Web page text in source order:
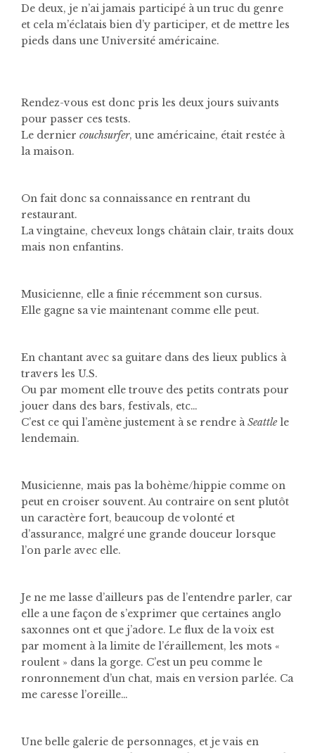
De deux, je n’ai jamais participé à un truc du genre
et cela m’éclatais bien d’y participer, et de mettre les
pieds dans une Université américaine.
Rendez-vous est donc pris les deux jours suivants
pour passer ces tests.
Le dernier couchsurfer, une américaine, était restée à
la maison.
On fait donc sa connaissance en rentrant du
restaurant.
La vingtaine, cheveux longs châtain clair, traits doux
mais non enfantins.
Musicienne, elle a finie récemment son cursus.
Elle gagne sa vie maintenant comme elle peut.
En chantant avec sa guitare dans des lieux publics à
travers les U.S.
Ou par moment elle trouve des petits contrats pour
jouer dans des bars, festivals, etc…
C’est ce qui l’amène justement à se rendre àSeattlele
lendemain.
Musicienne, mais pas la bohème/hippie comme on
peut en croiser souvent. Au contraire on sent plutôt
un caractère fort, beaucoup de volonté et
d’assurance, malgré une grande douceur lorsque
l’on parle avec elle.
Je ne me lasse d’ailleurs pas de l’entendre parler, car
elle a une façon de s’exprimer que certaines anglo
saxonnes ont et que j’adore. Le flux de la voix est
par moment à la limite de l’éraillement, les mots «
roulent » dans la gorge. C’est un peu comme le
ronronnement d’un chat, mais en version parlée. Ca
me caresse l’oreille…
Une belle galerie de personnages, et je vais en